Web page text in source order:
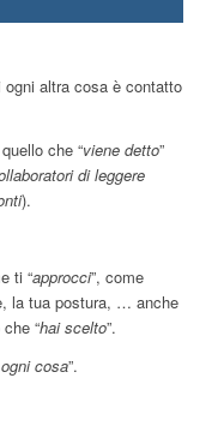
altra cosa è contatto
che “viene detto”
di leggere
).
ti “approcci”, come
la tua postura, … anche
“hai scelto”.
cosa”.